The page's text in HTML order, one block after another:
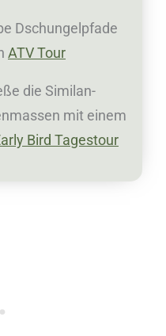
Dschungelpfade
ATV Tour
die Similan-
mit einem
Bird Tagestour